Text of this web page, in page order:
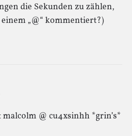
die Sekunden zu zählen,
„@“ kommentiert?)
@ cu4xsinhh *grin’s*